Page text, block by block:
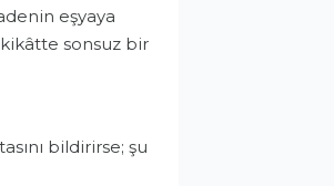
eşyaya
sonsuz bir
bildirirse; şu